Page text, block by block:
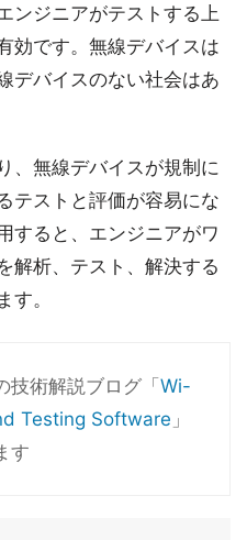
ンジニアがテストする上
効です。無線デバイスは
デバイスのない社会はあ
、無線デバイスが規制に
テストと評価が容易にな
すると、エンジニアがワ
解析、テスト、解決する
す。
技術解説ブログ「Wi-
Testing Software 」
す